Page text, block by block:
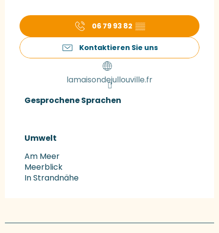
06 79 93 82 ▒▒
Kontaktieren Sie uns
lamaisondejullouville.fr
Gesprochene Sprachen
Gesprochene Sprachen
Umwelt
Umwelt
Am Meer
Meerblick
In Strandnähe